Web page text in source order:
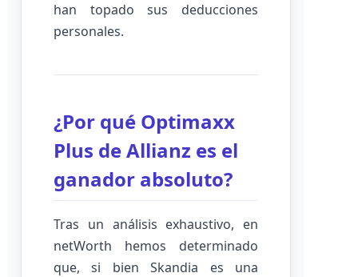
han topado sus deducciones
personales.
¿Por qué Optimaxx
Plus de Allianz es el
ganador absoluto?
Tras un análisis exhaustivo, en
netWorth hemos determinado
que, si bien Skandia es una